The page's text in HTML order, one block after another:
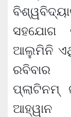
ସହଯୋଗ
ଆଲୁମିନି
ରବିବାର
ଆହ୍ୱାନ